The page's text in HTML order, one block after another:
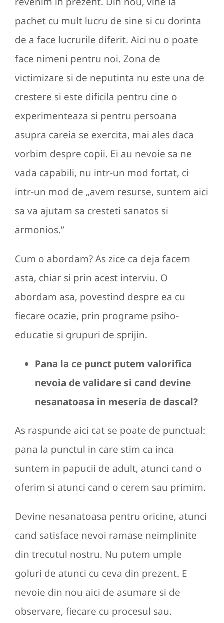
pachet cu mult lucru de sine si cu dorinta
de a face lucrurile diferit. Aici nu o poate
face nimeni pentru noi. Zona de
victimizare si de neputinta nu este una de
crestere si este dificila pentru cine o
experimenteaza si pentru persoana
asupra careia se exercita, mai ales daca
vorbim despre copii. Ei au nevoie sa ne
vada capabili, nu intr-un mod fortat, ci
intr-un mod de „avem resurse, suntem aici
sa va ajutam sa cresteti sanatos si
armonios.”
Cum o abordam? As zice ca deja facem
asta, chiar si prin acest interviu. O
abordam asa, povestind despre ea cu
fiecare ocazie, prin programe psiho-
educatie si grupuri de sprijin.
Pana la ce punct putem valorifica
nevoia de validare si cand devine
nesanatoasa in meseria de dascal?
As raspunde aici cat se poate de punctual:
pana la punctul in care stim ca inca
suntem in papucii de adult, atunci cand o
oferim si atunci cand o cerem sau primim.
Devine nesanatoasa pentru oricine, atunci
cand satisface nevoi ramase neimplinite
din trecutul nostru. Nu putem umple
goluri de atunci cu ceva din prezent. E
nevoie din nou aici de asumare si de
observare, fiecare cu procesul sau.